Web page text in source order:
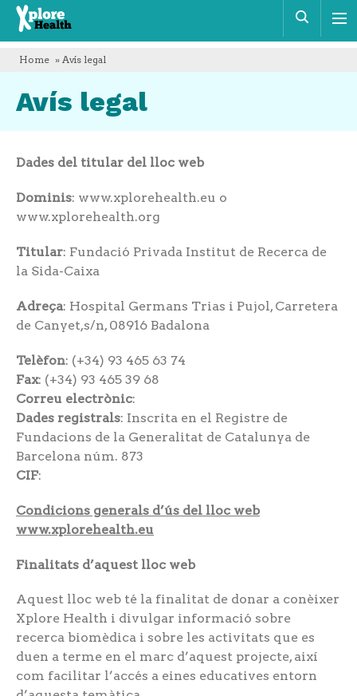
Xplore
Health
Home » Avís legal
Avís legal
Dades del titular del lloc web
Dominis: www.xplorehealth.eu o
www.xplorehealth.org
Titular: Fundació Privada Institut de Recerca de
la Sida-Caixa
Adreça: Hospital Germans Trias i Pujol, Carretera
de Canyet,s/n, 08916 Badalona
Telèfon: (+34) 93 465 63 74
Fax: (+34) 93 465 39 68
Correu electrònic:
Dades registrals: Inscrita en el Registre de
Fundacions de la Generalitat de Catalunya de
Barcelona núm. 873
CIF:
Condicions generals d’ús del lloc web
www.xplorehealth.eu
Finalitats d’aquest lloc web
Aquest lloc web té la finalitat de donar a conèixer
Xplore Health i divulgar informació sobre
recerca biomèdica i sobre les activitats que es
duen a terme en el marc d’aquest projecte, així
com facilitar l’accés a eines educatives entorn